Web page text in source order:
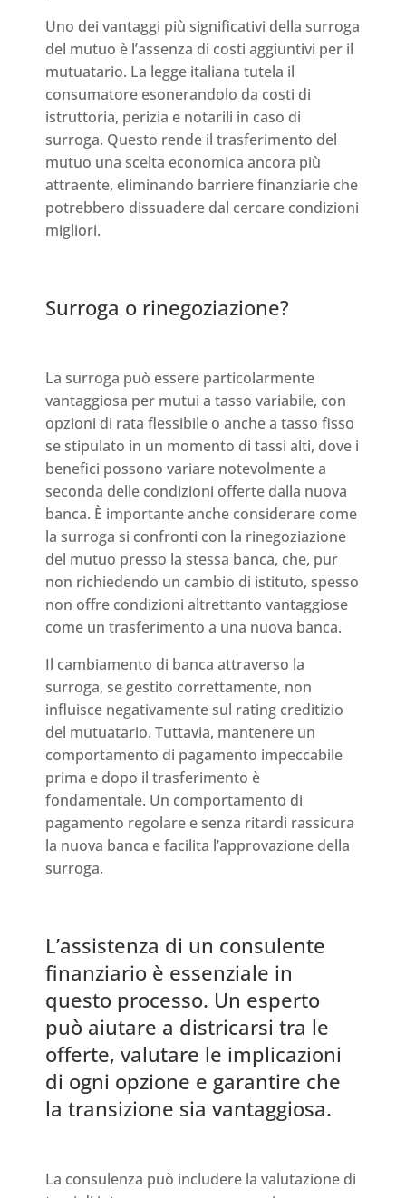
Uno dei vantaggi più significativi della surroga
del mutuo è l’assenza di costi aggiuntivi per il
mutuatario. La legge italiana tutela il
consumatore esonerandolo da costi di
istruttoria, perizia e notarili in caso di
surroga. Questo rende il trasferimento del
mutuo una scelta economica ancora più
attraente, eliminando barriere finanziarie che
potrebbero dissuadere dal cercare condizioni
migliori.
Surroga o rinegoziazione?
La surroga può essere particolarmente
vantaggiosa per mutui a tasso variabile, con
opzioni di rata flessibile o anche a tasso fisso
se stipulato in un momento di tassi alti, dove i
benefici possono variare notevolmente a
seconda delle condizioni offerte dalla nuova
banca. È importante anche considerare come
la surroga si confronti con la rinegoziazione
del mutuo presso la stessa banca, che, pur
non richiedendo un cambio di istituto, spesso
non offre condizioni altrettanto vantaggiose
come un trasferimento a una nuova banca.
Il cambiamento di banca attraverso la
surroga, se gestito correttamente, non
influisce negativamente sul rating creditizio
del mutuatario. Tuttavia, mantenere un
comportamento di pagamento impeccabile
prima e dopo il trasferimento è
fondamentale. Un comportamento di
pagamento regolare e senza ritardi rassicura
la nuova banca e facilita l’approvazione della
surroga.
L’assistenza di un consulente
finanziario è essenziale in
questo processo. Un esperto
può aiutare a districarsi tra le
offerte, valutare le implicazioni
di ogni opzione e garantire che
la transizione sia vantaggiosa.
La consulenza può includere la valutazione di